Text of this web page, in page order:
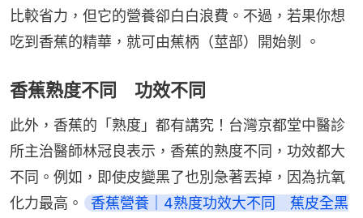
比較省力，但它的營養卻白白浪費。不過，若果你想
吃到香蕉的精華，就可由蕉柄（莖部）開始剝 。
香蕉熟度不同 功效不同
此外，香蕉的「熟度」都有講究！台灣京都堂中醫診
所主治醫師林冠良表示，香蕉的熟度不同，功效都大
不同。例如，即使皮變黑了也別急著丟掉，因為抗氧
化力最高。
香蕉營養｜4熟度功效大不同　蕉皮全黑